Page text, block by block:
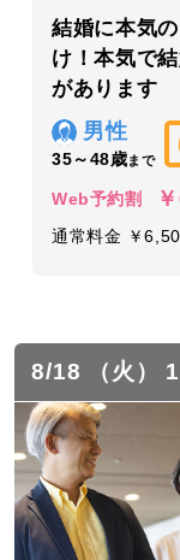
結婚に本気
け！本気で
があります
男性
35～48歳まで
Web予約割
通常料金 ￥
8/18 （火）